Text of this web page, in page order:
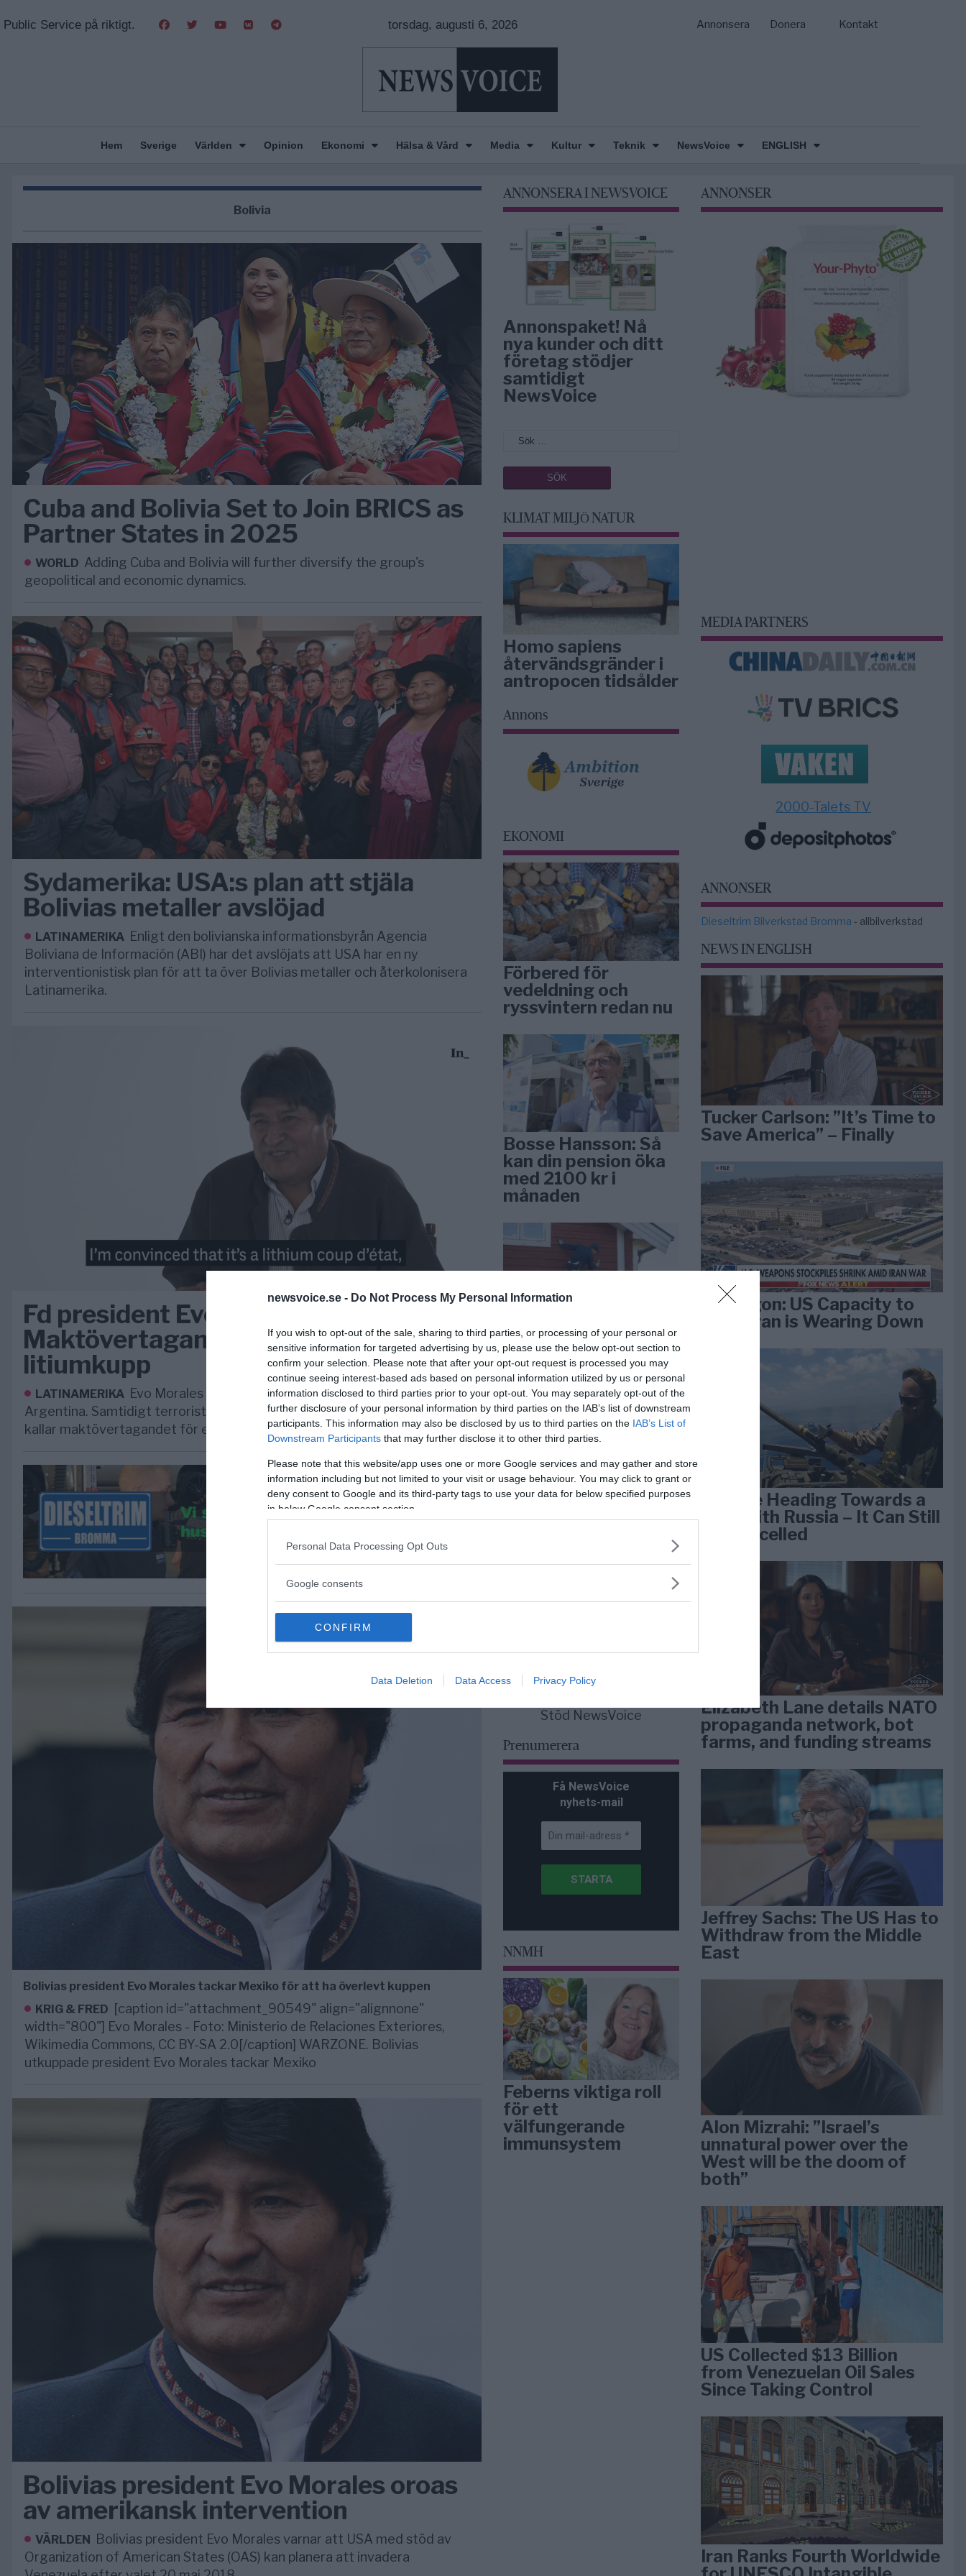
newsvoice.se - Do Not Process My Personal Information
If you wish to opt-out of the sale, sharing to third parties, or processing of your personal or
sensitive information for targeted advertising by us, please use the below opt-out section to
confirm your selection. Please note that after your opt-out request is processed you may
continue seeing interest-based ads based on personal information utilized by us or personal
information disclosed to third parties prior to your opt-out. You may separately opt-out of the
further disclosure of your personal information by third parties on the IAB’s list of downstream
participants. This information may also be disclosed by us to third parties on the IAB’s List of
Downstream Participants that may further disclose it to other third parties.
Please note that this website/app uses one or more Google services and may gather and store
information including but not limited to your visit or usage behaviour. You may click to grant or
deny consent to Google and its third-party tags to use your data for below specified purposes
in below Google consent section.
Personal Data Processing Opt Outs
Google consents
CONFIRM
Data Deletion Data Access Privacy Policy
Public Service på riktigt. torsdag, augusti 6, 2026 Annonsera Donera Kontakt
Hem Sverige Världen Opinion Ekonomi Hälsa & Vård Media Kultur Teknik NewsVoice ENGLISH
Bolivia
Cuba and Bolivia Set to Join BRICS as
Partner States in 2025
WORLD Adding Cuba and Bolivia will further diversify the group's
geopolitical and economic dynamics.
Sydamerika: USA:s plan att stjäla
Bolivias metaller avslöjad
LATINAMERIKA Enligt den bolivianska informationsbyrån Agencia
Boliviana de Información (ABI) har det avslöjats att USA har en ny
interventionistisk plan för att ta över Bolivias metaller och återkolonisera
Latinamerika.
Fd president Evo Morales:
Maktövertagandet i Bolivia var en
litiumkupp
LATINAMERIKA Evo Morales flydde till Mexiko och han söker nu asyl i
Argentina. Samtidigt terroristförklaras Morales av Jeanine Añez. Morales
kallar maktövertagandet för en litiumkupp.
Bolivias president Evo Morales tackar Mexiko för att ha överlevt kuppen
KRIG & FRED [caption id="attachment_90549" align="alignnone"
width="800"] Evo Morales - Foto: Ministerio de Relaciones Exteriores,
Wikimedia Commons, CC BY-SA 2.0[/caption] WARZONE. Bolivias
utkuppade president Evo Morales tackar Mexiko
Bolivias president Evo Morales oroas
av amerikansk intervention
VÄRLDEN
Bolivias president Evo Morales varnar att USA med stöd av
Organization of American States (OAS) kan planera att invadera
ANNONSERA I NEWSVOICE
Annonspaket! Nå
nya kunder och ditt
företag stödjer
samtidigt
NewsVoice
KLIMAT MILJÖ NATUR
Homo sapiens
återvändsgränder i
antropocen tidsålder
Annons
EKONOMI
Förbered för
vedeldning och
ryssvintern redan nu
Bosse Hansson: Så
kan din pension öka
med 2100 kr i
månaden
Regeringen ger
bidrag för
energieffektivare
bostäder – Ansök 1
september
KREAPRENÖR
Stöd NewsVoice
Prenumerera
Få NewsVoice
nyhets-mail
NNMH
Feberns viktiga roll
för ett
välfungerande
immunsystem
ANNONSER
MEDIA PARTNERS
2000-Talets TV
ANNONSER
Dieseltrim Bilverkstad Bromma - allbilverkstad
NEWS IN ENGLISH
Tucker Carlson: ”It’s Time to
Save America” – Finally
Pentagon: US Capacity to
Fight Iran is Wearing Down
We Are Heading Towards a
War With Russia – It Can Still
Be Cancelled
Elizabeth Lane details NATO
propaganda network, bot
farms, and funding streams
Jeffrey Sachs: The US Has to
Withdraw from the Middle
East
Alon Mizrahi: ”Israel’s
unnatural power over the
West will be the doom of
both”
US Collected $13 Billion
from Venezuelan Oil Sales
Since Taking Control
Iran Ranks Fourth Worldwide